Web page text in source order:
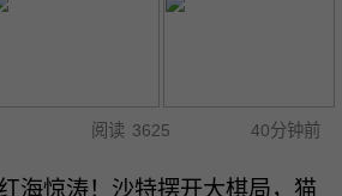
阅读 3625 40分钟前
红海惊涛！沙特摆开大棋局，猫